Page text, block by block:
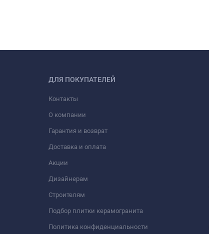
ДЛЯ ПОКУПАТЕЛЕЙ
Контакты
О компании
Гарантия и возврат
Доставка и оплата
Акции
Дизайнерам
Строителям
Подбор плитки керамогранита
Политика конфиденциальности